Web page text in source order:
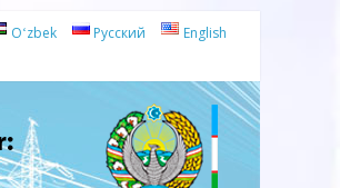
Oʻzbek Русский English